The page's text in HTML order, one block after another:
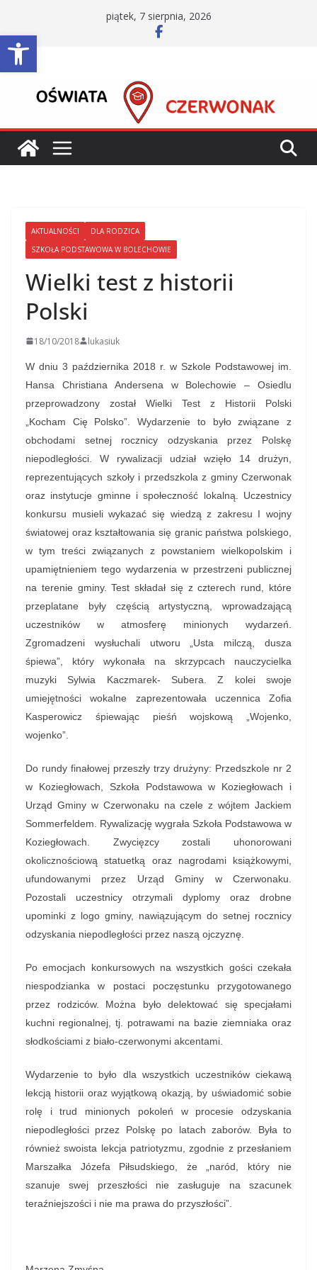
Otwórz pasek narzędzi
treści
piątek, 7 sierpnia, 2026
AKTUALNOŚCI
DLA RODZICA
SZKOŁA PODSTAWOWA W BOLECHOWIE
Wielki test z historii
Polski
18/10/2018 lukasiuk
W dniu 3 października 2018 r. w Szkole Podstawowej im.
Hansa Christiana Andersena w Bolechowie – Osiedlu
przeprowadzony został Wielki Test z Historii Polski
„Kocham Cię Polsko”. Wydarzenie to było związane z
obchodami setnej rocznicy odzyskania przez Polskę
niepodległości. W rywalizacji udział wzięło 14 drużyn,
reprezentujących szkoły i przedszkola z gminy Czerwonak
oraz instytucje gminne i społeczność lokalną. Uczestnicy
konkursu musieli wykazać się wiedzą z zakresu I wojny
światowej oraz kształtowania się granic państwa polskiego,
w tym treści związanych z powstaniem wielkopolskim i
upamiętnieniem tego wydarzenia w przestrzeni publicznej
na terenie gminy. Test składał się z czterech rund, które
przeplatane były częścią artystyczną, wprowadzającą
uczestników w atmosferę minionych wydarzeń.
Zgromadzeni wysłuchali utworu „Usta milczą, dusza
śpiewa”, który wykonała na skrzypcach nauczycielka
muzyki Sylwia Kaczmarek- Subera. Z kolei swoje
umiejętności wokalne zaprezentowała uczennica Zofia
Kasperowicz śpiewając pieśń wojskową „Wojenko,
wojenko”.
Do rundy finałowej przeszły trzy drużyny: Przedszkole nr 2
w Koziegłowach, Szkoła Podstawowa w Koziegłowach i
Urząd Gminy w Czerwonaku na czele z wójtem Jackiem
Sommerfeldem. Rywalizację wygrała Szkoła Podstawowa w
Koziegłowach. Zwycięzcy zostali uhonorowani
okolicznościową statuetką oraz nagrodami książkowymi,
ufundowanymi przez Urząd Gminy w Czerwonaku.
Pozostali uczestnicy otrzymali dyplomy oraz drobne
upominki z logo gminy, nawiązującym do setnej rocznicy
odzyskania niepodległości przez naszą ojczyznę.
Po emocjach konkursowych na wszystkich gości czekała
niespodzianka w postaci poczęstunku przygotowanego
przez rodziców. Można było delektować się specjałami
kuchni regionalnej, tj. potrawami na bazie ziemniaka oraz
słodkościami z biało-czerwonymi akcentami.
Wydarzenie to było dla wszystkich uczestników ciekawą
lekcją historii oraz wyjątkową okazją, by uświadomić sobie
rolę i trud minionych pokoleń w procesie odzyskania
niepodległości przez Polskę po latach zaborów. Była to
również swoista lekcja patriotyzmu, zgodnie z przesłaniem
Marszałka Józefa Piłsudskiego, że „naród, który nie
szanuje swej przeszłości nie zasługuje na szacunek
teraźniejszości i nie ma prawa do przyszłości”.